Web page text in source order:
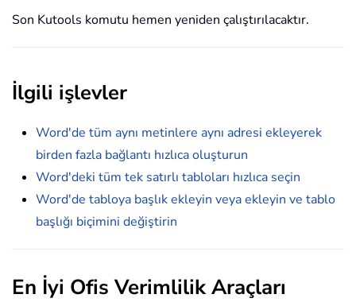
Son Kutools komutu hemen yeniden çalıştırılacaktır.
İlgili işlevler
Word'de tüm aynı metinlere aynı adresi ekleyerek
birden fazla bağlantı hızlıca oluşturun
Word'deki tüm tek satırlı tabloları hızlıca seçin
Word'de tabloya başlık ekleyin veya ekleyin ve tablo
başlığı biçimini değiştirin
En İyi Ofis Verimlilik Araçları